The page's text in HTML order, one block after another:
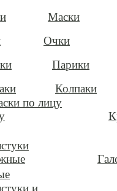
Маски
Очки
Парики
Колпаки